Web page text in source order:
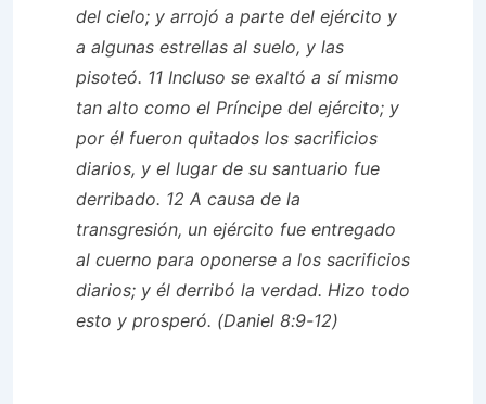
del cielo; y arrojó a parte del ejército y
a algunas estrellas al suelo, y las
pisoteó. 11 Incluso se exaltó a sí mismo
tan alto como el Príncipe del ejército; y
por él fueron quitados los sacrificios
diarios, y el lugar de su santuario fue
derribado. 12 A causa de la
transgresión, un ejército fue entregado
al cuerno para oponerse a los sacrificios
diarios; y él derribó la verdad. Hizo todo
esto y prosperó. (Daniel 8:9-12)